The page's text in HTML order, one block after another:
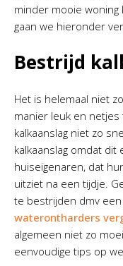
minder mooie woning
gaan we hieronder
Bestrijd
Het is helemaal niet
manier leuk en
kalkaanslag niet zo
kalkaanslag omdat dit
huiseigenaren, dat
uitziet na een tijdje.
te bestrijden dmv
waterontharders
algemeen niet zo
eenvoudige tips op